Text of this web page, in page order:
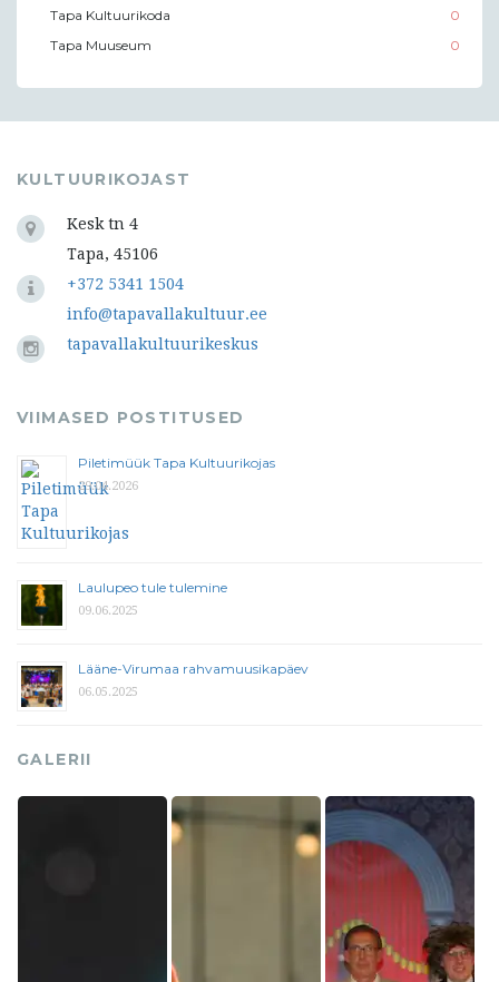
Tapa Kultuurikoda
0
Tapa Muuseum
0
KULTUURIKOJAST
Kesk tn 4
Tapa, 45106
+372 5341 1504
info@tapavallakultuur.ee
tapavallakultuurikeskus
VIIMASED POSTITUSED
Piletimüük Tapa Kultuurikojas
29.04.2026
Laulupeo tule tulemine
09.06.2025
Lääne-Virumaa rahvamuusikapäev
06.05.2025
GALERII